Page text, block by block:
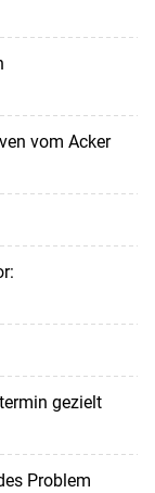
vom Acker
gezielt
Problem